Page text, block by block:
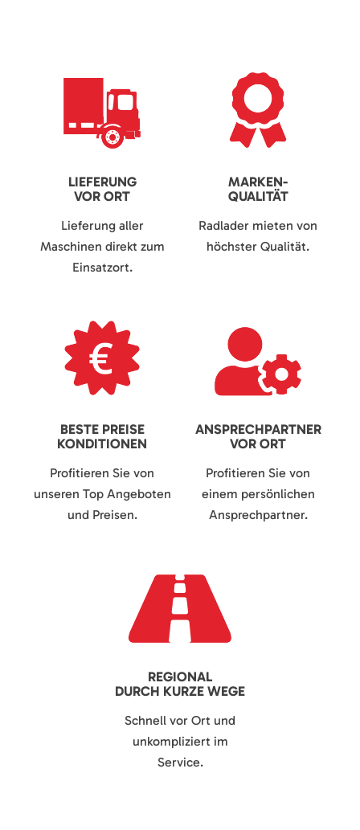
LIEFERUNG
VOR ORT
Lieferung aller
Maschinen direkt zum
Einsatzort.
MARKEN-
QUALITÄT
Radlader mieten von
höchster Qualität.
BESTE PREISE
KONDITIONEN
Profitieren Sie von
unseren Top Angeboten
und Preisen.
ANSPRECHPARTNER
VOR ORT
Profitieren Sie von
einem persönlichen
Ansprechpartner.
REGIONAL
DURCH KURZE WEGE
Schnell vor Ort und
unkompliziert im
Service.